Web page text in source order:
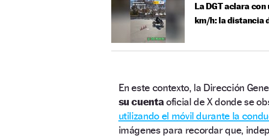
La DGT aclara
km/h: la distancia
En este contexto, la Dirección
su cuentaoficial de X donde se
utilizando el móvil durante la
imágenes para recordar que,